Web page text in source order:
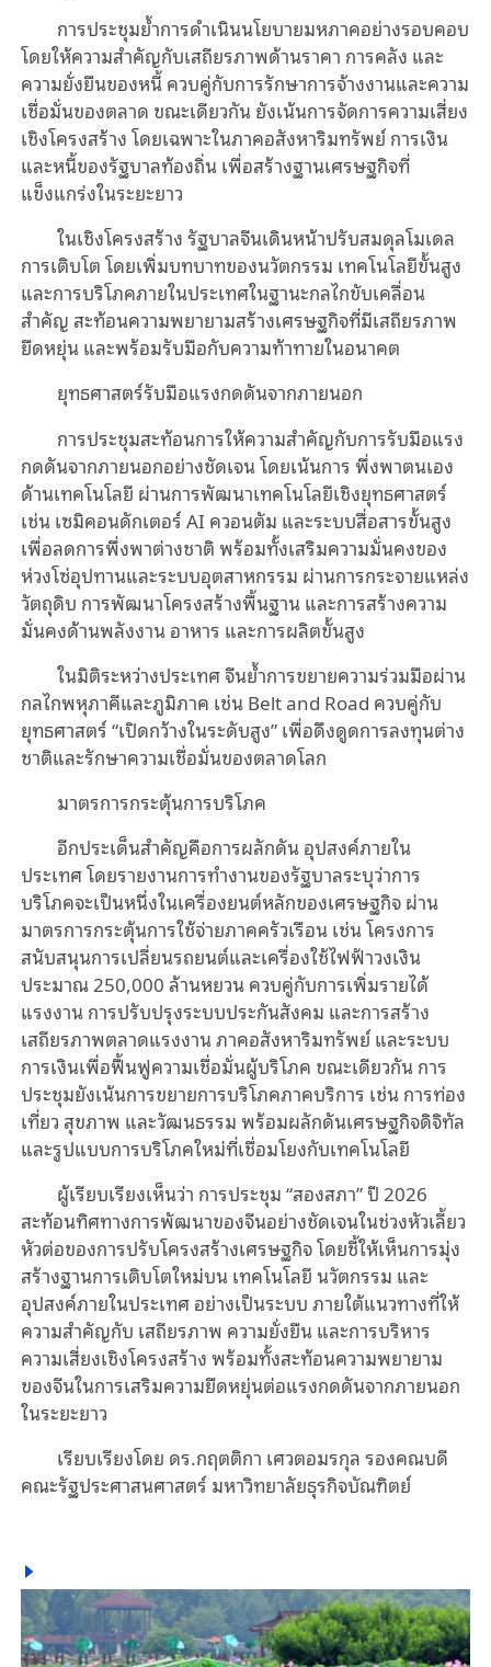
การประชุมย้ำการดำเนินนโยบายมหภาคอย่างรอบคอบ
โดยให้ความสำคัญกับเสถียรภาพด้านราคา การคลัง และ
ความยั่งยืนของหนี้ ควบคู่กับการรักษาการจ้างงานและความ
เชื่อมั่นของตลาด ขณะเดียวกัน ยังเน้นการจัดการความเสี่ยง
เชิงโครงสร้าง โดยเฉพาะในภาคอสังหาริมทรัพย์ การเงิน
และหนี้ของรัฐบาลท้องถิ่น เพื่อสร้างฐานเศรษฐกิจที่
แข็งแกร่งในระยะยาว
ในเชิงโครงสร้าง รัฐบาลจีนเดินหน้าปรับสมดุลโมเดล
การเติบโต โดยเพิ่มบทบาทของนวัตกรรม เทคโนโลยีขั้นสูง
และการบริโภคภายในประเทศในฐานะกลไกขับเคลื่อน
สำคัญ สะท้อนความพยายามสร้างเศรษฐกิจที่มีเสถียรภาพ
ยืดหยุ่น และพร้อมรับมือกับความท้าทายในอนาคต
ยุทธศาสตร์รับมือแรงกดดันจากภายนอก
การประชุมสะท้อนการให้ความสำคัญกับการรับมือแรง
กดดันจากภายนอกอย่างชัดเจน โดยเน้นการ พึ่งพาตนเอง
ด้านเทคโนโลยี ผ่านการพัฒนาเทคโนโลยีเชิงยุทธศาสตร์
เช่น เซมิคอนดักเตอร์ AI ควอนตัม และระบบสื่อสารขั้นสูง
เพื่อลดการพึ่งพาต่างชาติ พร้อมทั้งเสริมความมั่นคงของ
ห่วงโซ่อุปทานและระบบอุตสาหกรรม ผ่านการกระจายแหล่ง
วัตถุดิบ การพัฒนาโครงสร้างพื้นฐาน และการสร้างความ
มั่นคงด้านพลังงาน อาหาร และการผลิตขั้นสูง
ในมิติระหว่างประเทศ จีนย้ำการขยายความร่วมมือผ่าน
กลไกพหุภาคีและภูมิภาค เช่น Belt and Road ควบคู่กับ
ยุทธศาสตร์ “เปิดกว้างในระดับสูง” เพื่อดึงดูดการลงทุนต่าง
ชาติและรักษาความเชื่อมั่นของตลาดโลก
มาตรการกระตุ้นการบริโภค
อีกประเด็นสำคัญคือการผลักดัน อุปสงค์ภายใน
ประเทศ โดยรายงานการทำงานของรัฐบาลระบุว่าการ
บริโภคจะเป็นหนึ่งในเครื่องยนต์หลักของเศรษฐกิจ ผ่าน
มาตรการกระตุ้นการใช้จ่ายภาคครัวเรือน เช่น โครงการ
สนับสนุนการเปลี่ยนรถยนต์และเครื่องใช้ไฟฟ้าวงเงิน
ประมาณ 250,000 ล้านหยวน ควบคู่กับการเพิ่มรายได้
แรงงาน การปรับปรุงระบบประกันสังคม และการสร้าง
เสถียรภาพตลาดแรงงาน ภาคอสังหาริมทรัพย์ และระบบ
การเงินเพื่อฟื้นฟูความเชื่อมั่นผู้บริโภค ขณะเดียวกัน การ
ประชุมยังเน้นการขยายการบริโภคภาคบริการ เช่น การท่อง
เที่ยว สุขภาพ และวัฒนธรรม พร้อมผลักดันเศรษฐกิจดิจิทัล
และรูปแบบการบริโภคใหม่ที่เชื่อมโยงกับเทคโนโลยี
ผู้เรียบเรียงเห็นว่า การประชุม “สองสภา” ปี 2026
สะท้อนทิศทางการพัฒนาของจีนอย่างชัดเจนในช่วงหัวเลี้ยว
หัวต่อของการปรับโครงสร้างเศรษฐกิจ โดยชี้ให้เห็นการมุ่ง
สร้างฐานการเติบโตใหม่บน เทคโนโลยี นวัตกรรม และ
อุปสงค์ภายในประเทศ อย่างเป็นระบบ ภายใต้แนวทางที่ให้
ความสำคัญกับ เสถียรภาพ ความยั่งยืน และการบริหาร
ความเสี่ยงเชิงโครงสร้าง พร้อมทั้งสะท้อนความพยายาม
ของจีนในการเสริมความยืดหยุ่นต่อแรงกดดันจากภายนอก
ในระยะยาว
เรียบเรียงโดย ดร.กฤตติกา เศวตอมรกุล รองคณบดี
คณะรัฐประศาสนศาสตร์ มหาวิทยาลัยธุรกิจบัณฑิตย์